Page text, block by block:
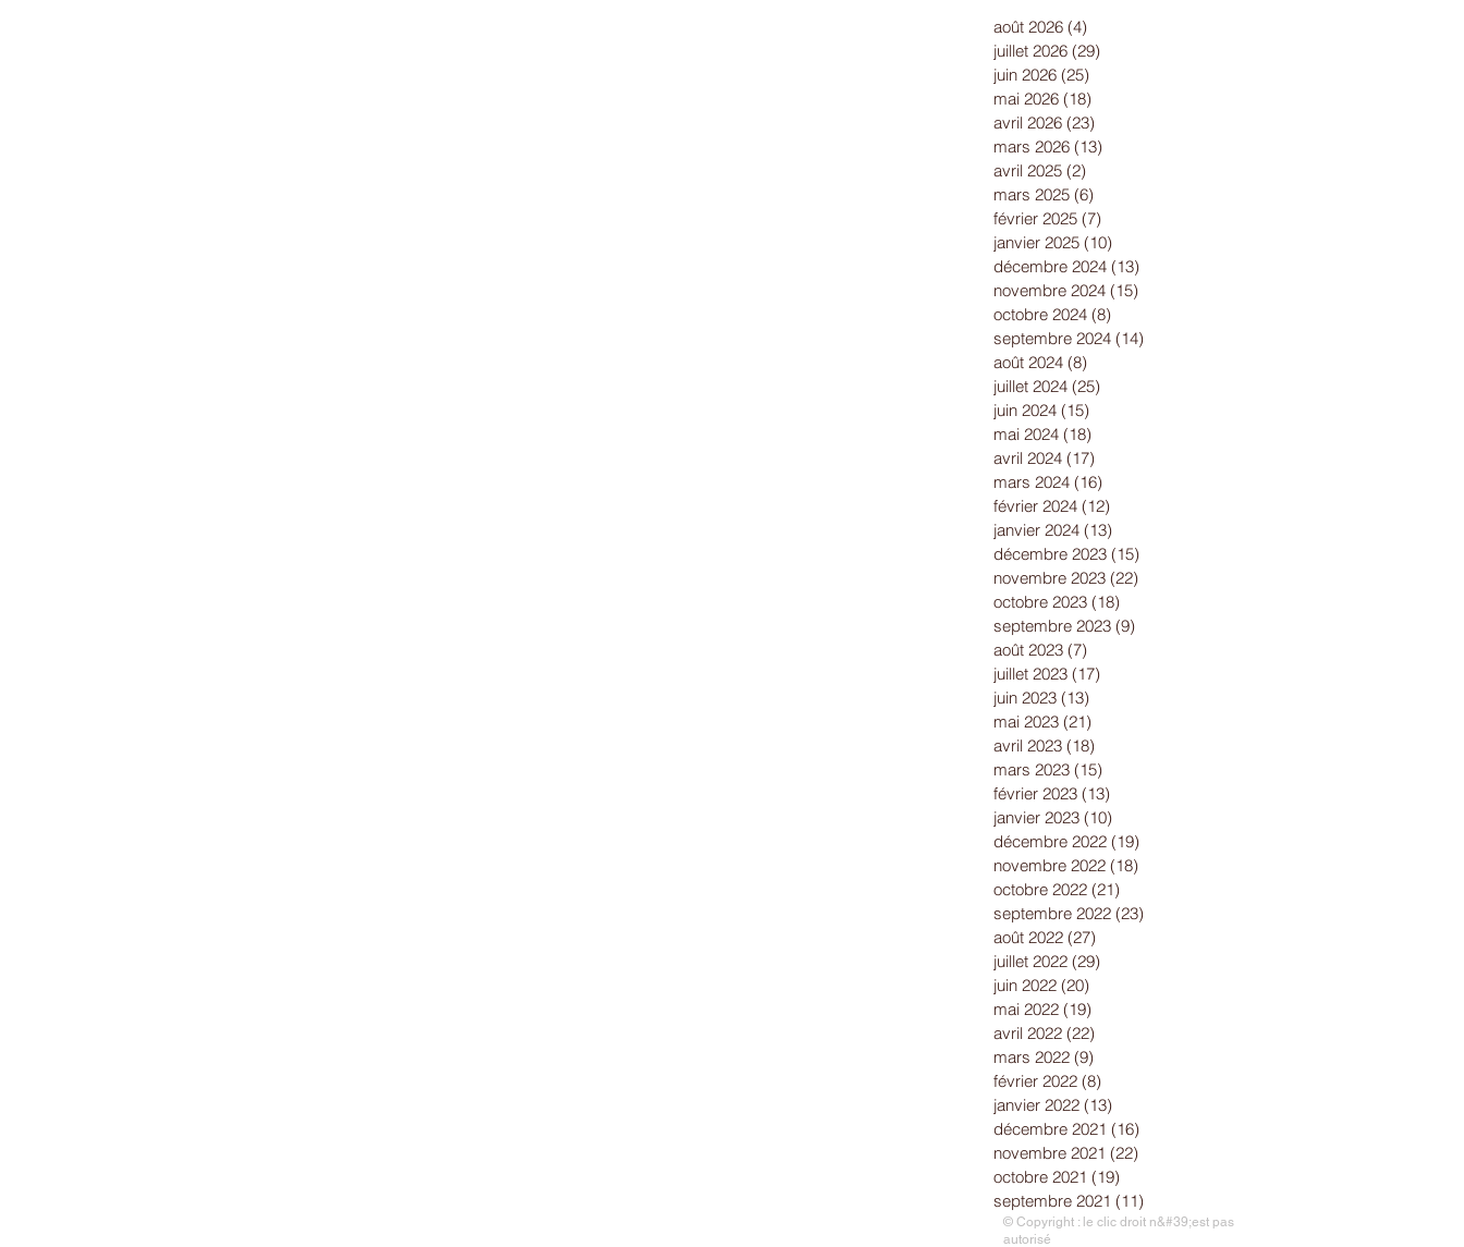
août 2026 (4)
juillet 2026 (29)
juin 2026 (25)
mai 2026 (18)
avril 2026 (23)
mars 2026 (13)
avril 2025 (2)
mars 2025 (6)
février 2025 (7)
janvier 2025 (10)
décembre 2024 (13)
novembre 2024 (15)
octobre 2024 (8)
septembre 2024 (14)
août 2024 (8)
juillet 2024 (25)
juin 2024 (15)
mai 2024 (18)
avril 2024 (17)
mars 2024 (16)
février 2024 (12)
janvier 2024 (13)
décembre 2023 (15)
novembre 2023 (22)
octobre 2023 (18)
septembre 2023 (9)
août 2023 (7)
juillet 2023 (17)
juin 2023 (13)
mai 2023 (21)
avril 2023 (18)
mars 2023 (15)
février 2023 (13)
janvier 2023 (10)
décembre 2022 (19)
novembre 2022 (18)
octobre 2022 (21)
septembre 2022 (23)
août 2022 (27)
juillet 2022 (29)
juin 2022 (20)
mai 2022 (19)
avril 2022 (22)
mars 2022 (9)
février 2022 (8)
janvier 2022 (13)
décembre 2021 (16)
novembre 2021 (22)
octobre 2021 (19)
septembre 2021 (11)
© Copyright : le clic droit n&#39;est pas
autorisé